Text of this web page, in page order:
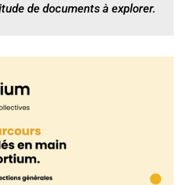
de documents à explorer.